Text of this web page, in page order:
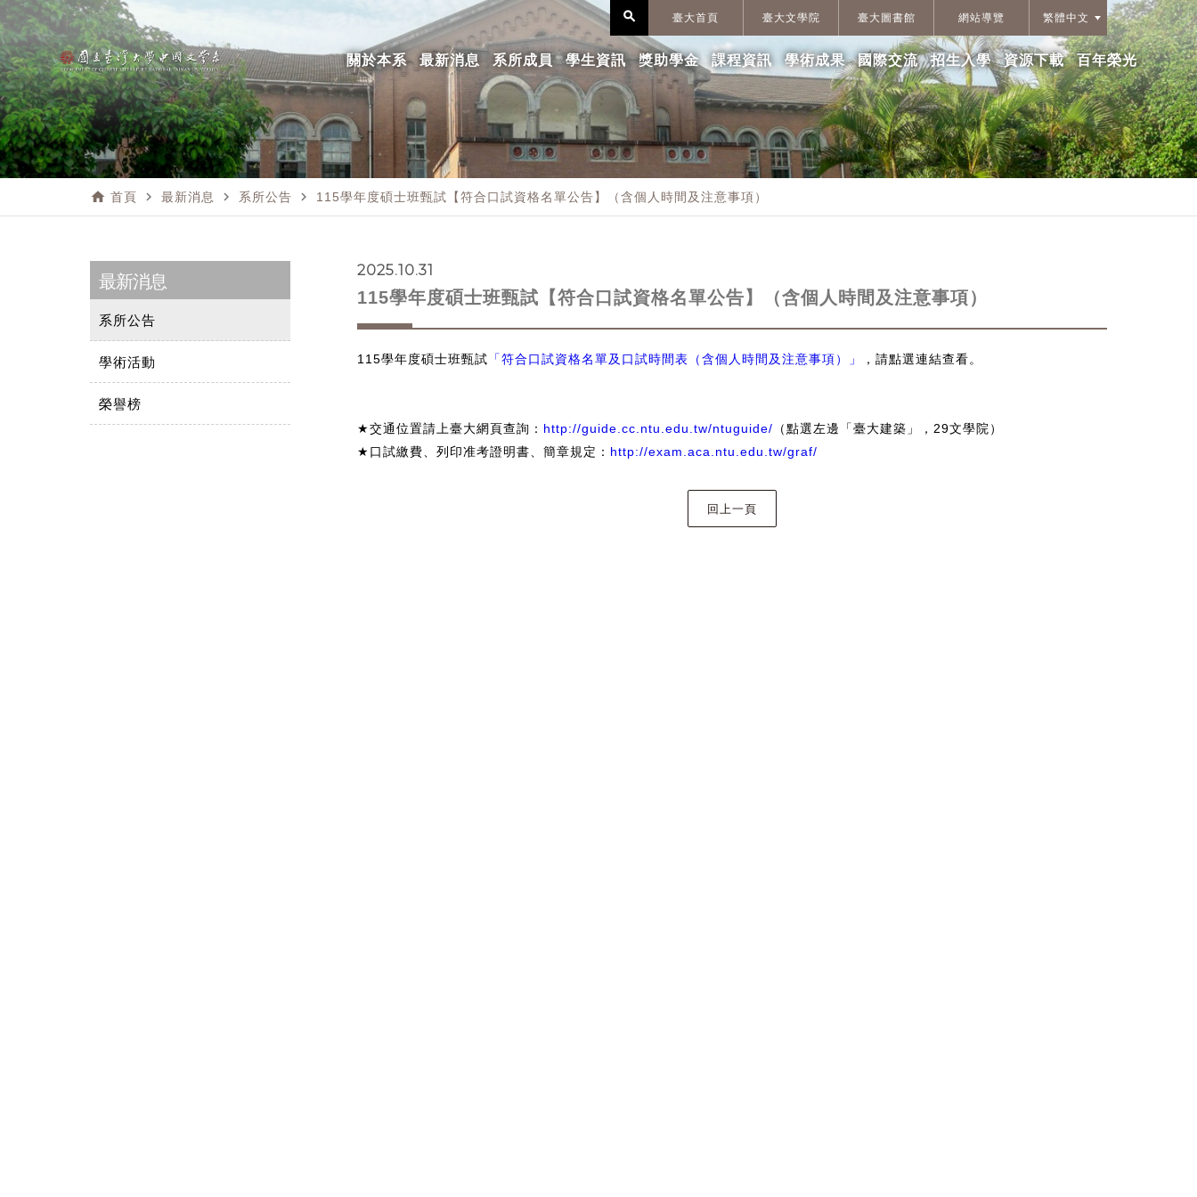
臺大首頁 臺大文學院 臺大圖書館 網站導覽
search 繁體中文
關於本系 最新消息 系所成員 學生資訊 獎助學金 課程資訊 學術成果 國際交流 招生入學 資源下載 百年榮光
home 首頁 navigate_next 最新消息 navigate_next 系所公告 navigate_next 115學年度碩士班甄試【符合口試資格名單公告】（含個人時間及注意事項）
最新消息
系所公告
學術活動
榮譽榜
2025.10.31
115學年度碩士班甄試【符合口試資格名單公告】（含個人時間及注意事項）
115學年度碩士班甄試 「符合口試資格名單及口試時間表（含個人時間及注意事項）」 ，請點選連結查看。
★交通位置請上臺大網頁查詢： http://guide.cc.ntu.edu.tw/ntuguide/ （點選左邊「臺大建築」， 29文學院）
★口試繳費、列印准考證明書、簡章規定： http://exam.aca.ntu.edu.tw/graf/